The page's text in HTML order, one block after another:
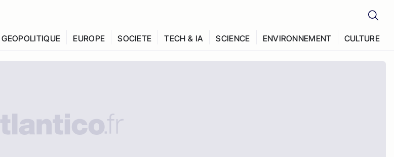
GEOPOLITIQUE EUROPE SOCIETE TECH & IA SCIENCE ENVIRONNEMENT CULTURE